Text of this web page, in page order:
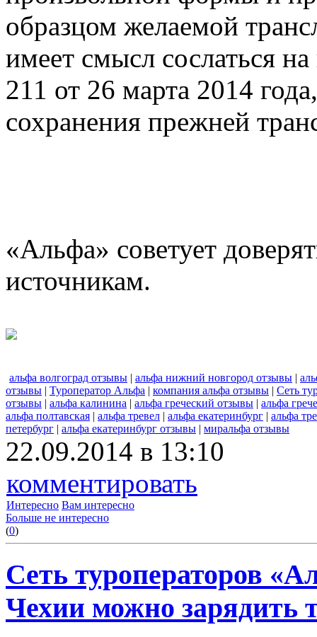
образцом желаемой
имеет смысл сослаться
211 от 26 марта 2014
сохранения прежней
«Альфа» советует
источникам.
альфа волгоград отзывы | альфа нижний новгород отзывы |
отзывы | Туроператор Альфа | компания альфа отзывы | Сеть
отзывы | альфа калинина | альфа греческий отзывы | альфа
альфа полтавская | альфа тревел | альфа екатеринбург | альфа
петербург | альфа екатеринбург отзывы | миральфа отзывы
22.09.2014 в 13:10
комментировать
Интересно Вам интересно
Больше не интересно
(0)
Сеть туроператоров
Чехии можно зарядить